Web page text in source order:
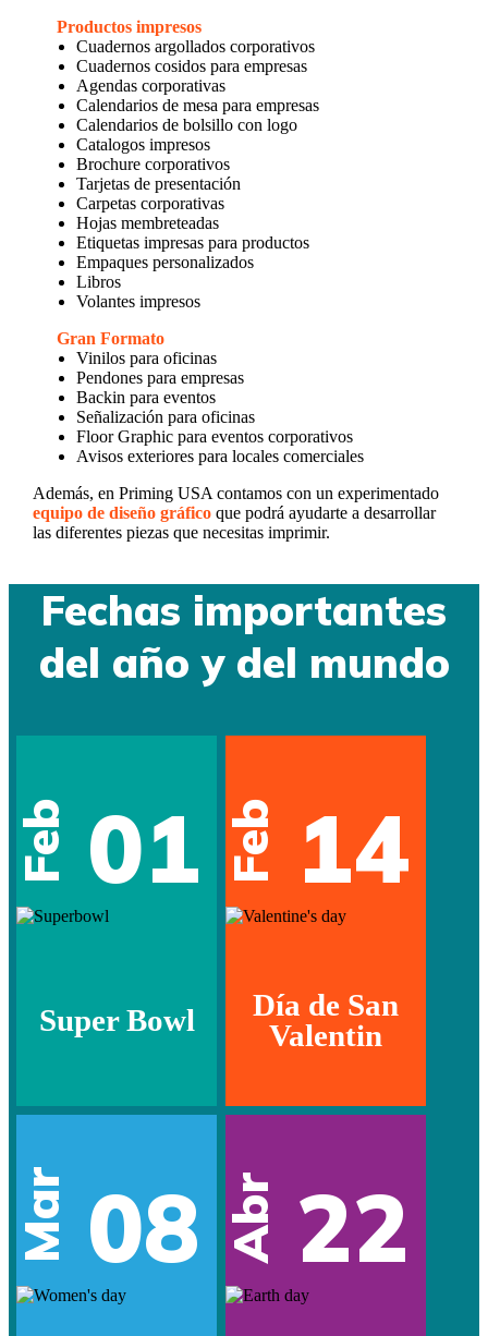
Productos impresos
Cuadernos argollados corporativos
Cuadernos cosidos para empresas
Agendas corporativas
Calendarios de mesa para empresas
Calendarios de bolsillo con logo
Catalogos impresos
Brochure corporativos
Tarjetas de presentación
Carpetas corporativas
Hojas membreteadas
Etiquetas impresas para productos
Empaques personalizados
Libros
Volantes impresos
Gran Formato
Vinilos para oficinas
Pendones para empresas
Backin para eventos
Señalización para oficinas
Floor Graphic para eventos corporativos
Avisos exteriores para locales comerciales
Además, en Priming USA contamos con un experimentado
equipo de diseño gráficoque podrá ayudarte a desarrollar
las diferentes piezas que necesitas imprimir.
Fechas importantes
del año y del mundo
Feb 01
Super Bowl
Feb 14
Día de San
Valentin
Mar 08 Abr 22